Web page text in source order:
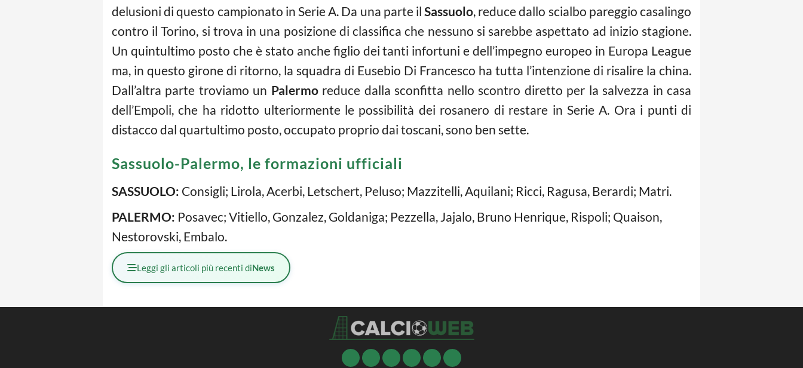
delusioni di questo campionato in Serie A. Da una parte ilSassuolo, reduce dallo scialbo pareggio casalingo
contro il Torino, si trova in una posizione di classifica che nessuno si sarebbe aspettato ad inizio stagione.
Un quintultimo posto che è stato anche figlio dei tanti infortuni e dell’impegno europeo in Europa League
ma, in questo girone di ritorno, la squadra di Eusebio Di Francesco ha tutta l’intenzione di risalire la china.
Dall’altra parte troviamo un Palermoreduce dalla sconfitta nello scontro diretto per la salvezza in casa
dell’Empoli, che ha ridotto ulteriormente le possibilità dei rosanero di restare in Serie A. Ora i punti di
distacco dal quartultimo posto, occupato proprio dai toscani, sono ben sette.
Sassuolo-Palermo, le formazioni ufficiali
SASSUOLO: Consigli; Lirola, Acerbi, Letschert, Peluso; Mazzitelli, Aquilani; Ricci, Ragusa, Berardi; Matri.
PALERMO: Posavec; Vitiello, Gonzalez, Goldaniga; Pezzella, Jajalo, Bruno Henrique, Rispoli; Quaison,
Nestorovski, Embalo.
Leggi gli articoli più recenti diNews